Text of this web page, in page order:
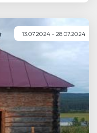
13.07.2024 - 28.07.2024